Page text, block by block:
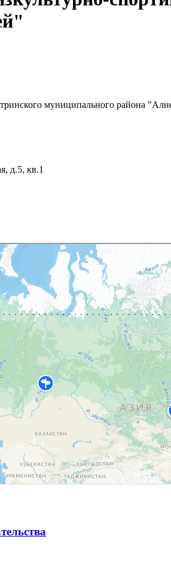
муниципального района
д.5, кв.1